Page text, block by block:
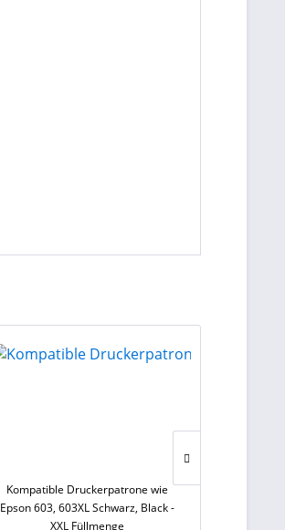
Kompatible Druckerpatrone wie
Epson 603, 603XL Schwarz, Black -
XXL Füllmenge